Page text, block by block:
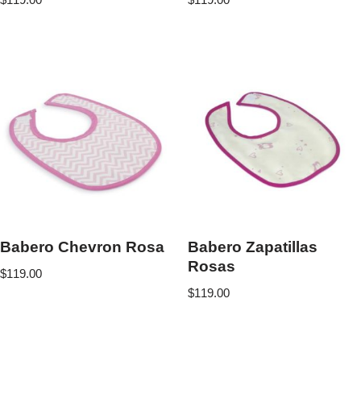
Babero Chevron Rosa
$119.00
Babero Zapatillas
Rosas
$119.00